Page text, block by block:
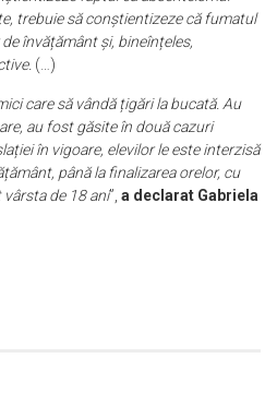
trebuie să conștientizeze că fumatul
învățământ și, bineînțeles,
(…)
care să vândă țigări la bucată. Au
au fost găsite în două cazuri
în vigoare, elevilor le este interzisă
până la finalizarea orelor, cu
vârsta de 18 ani”,a declarat Gabriela